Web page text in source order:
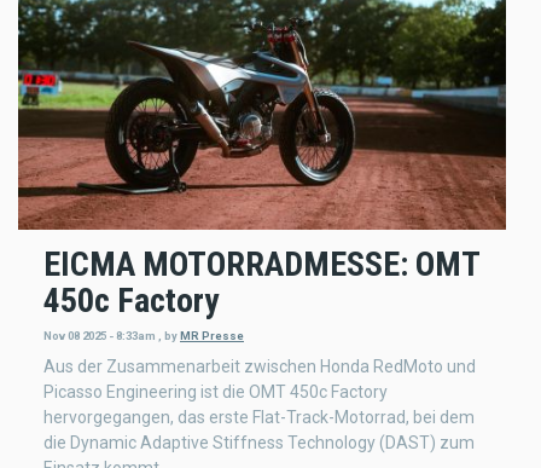
EICMA MOTORRADMESSE: OMT
450c Factory
Nov 08 2025 - 8:33am , byMR Presse
Aus der Zusammenarbeit zwischen Honda RedMoto und
Picasso Engineering ist die OMT 450c Factory
hervorgegangen, das erste Flat-Track-Motorrad, bei dem
die Dynamic Adaptive Stiffness Technology (DAST) zum